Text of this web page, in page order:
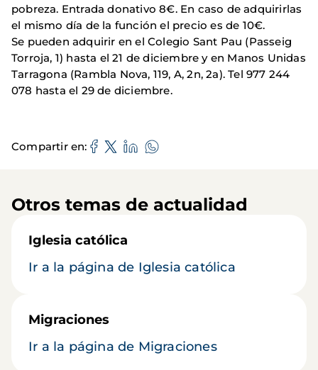
pobreza. Entrada donativo 8€. En caso de adquirirlas
el mismo día de la función el precio es de 10€.
Se pueden adquirir en el Colegio Sant Pau (Passeig
Torroja, 1) hasta el 21 de diciembre y en Manos Unidas
Tarragona (Rambla Nova, 119, A, 2n, 2a). Tel 977 244
078 hasta el 29 de diciembre.
Compartir en
Otros temas de actualidad
Iglesia católica
Ir a la página de Iglesia católica
Migraciones
Ir a la página de Migraciones